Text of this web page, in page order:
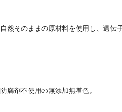
自然そのままの原材料を使用し、遺伝
防腐剤不使用の無添加無着色。